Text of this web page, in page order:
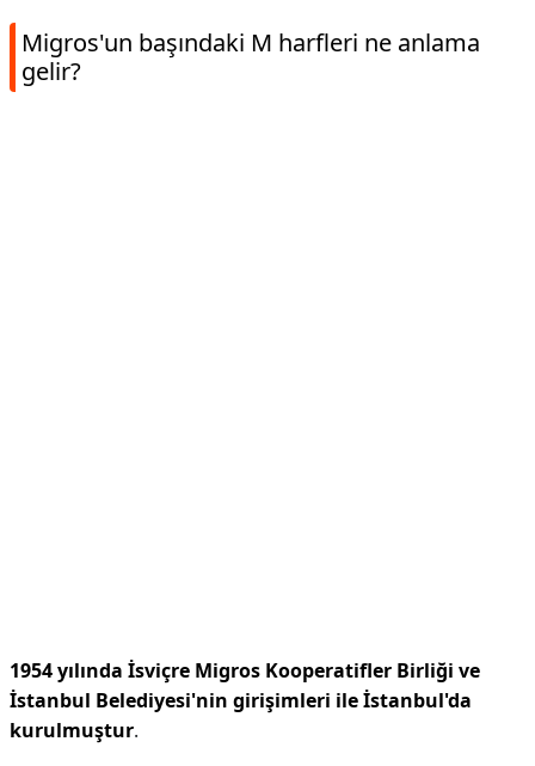
Migros'un başındaki M harfleri ne anlama
gelir?
1954 yılında İsviçre Migros Kooperatifler Birliği ve
İstanbul Belediyesi'nin girişimleri ile İstanbul'da
kurulmuştur.